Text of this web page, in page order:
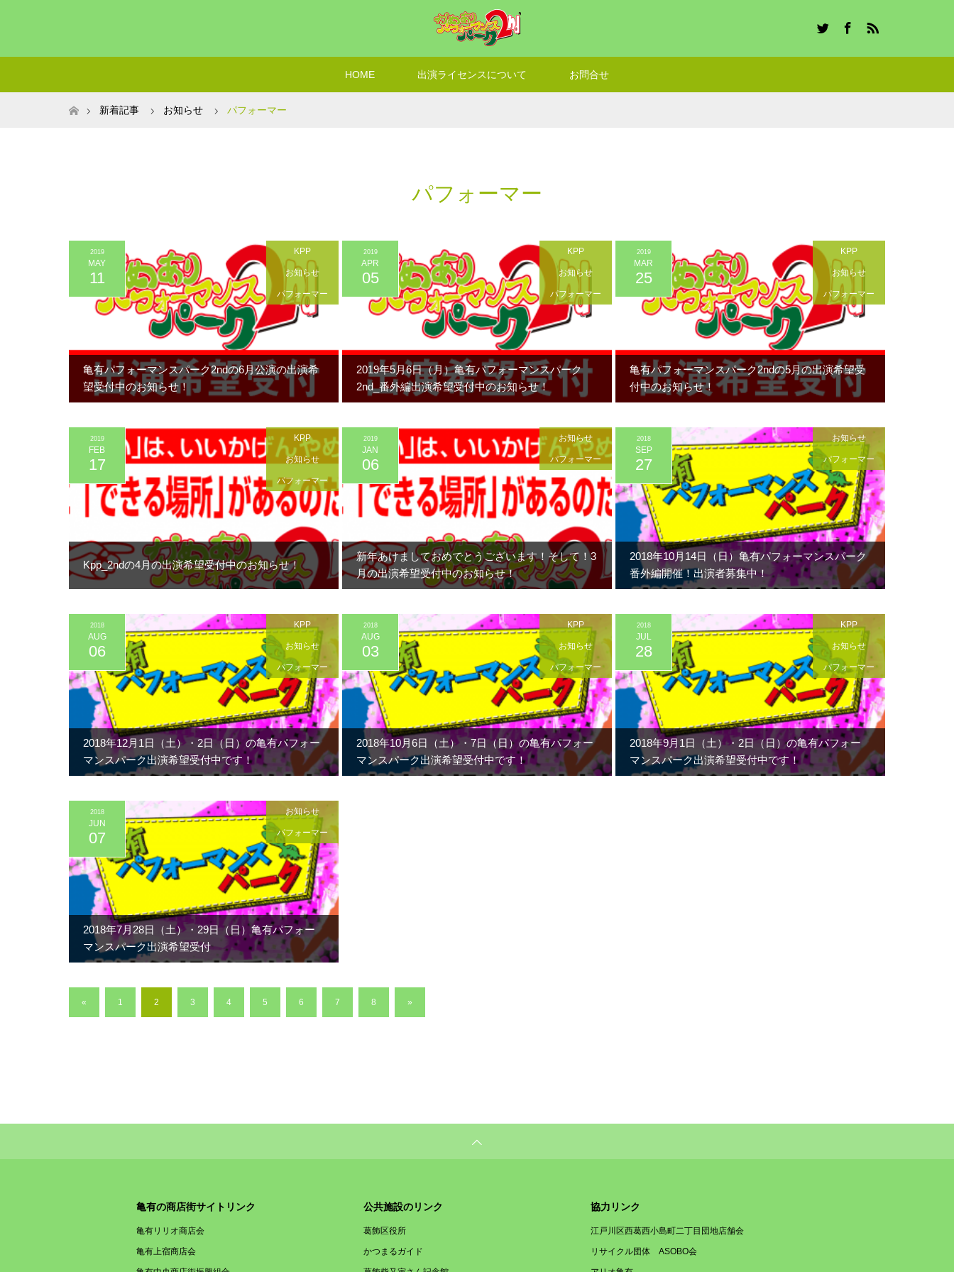
HOME 出演ライセンスについて お問合せ
ホーム新着記事 お知らせ パフォーマー
パフォーマー
亀有パフォーマンスパーク2ndの6月公演の出演希
望受付中のお知らせ！
2019
MAY
11
KPP
お知らせ
パフォーマー
2019年5月6日（月）亀有パフォーマンスパーク
2nd_番外編出演希望受付中のお知らせ！
2019
APR
05
KPP
お知らせ
パフォーマー
亀有パフォーマンスパーク2ndの5月の出演希望受
付中のお知らせ！
2019
MAR
25
KPP
お知らせ
パフォーマー
Kpp_2ndの4月の出演希望受付中のお知らせ！
2019
FEB
17
KPP
お知らせ
パフォーマー
新年あけましておめでとうございます！そして！3
月の出演希望受付中のお知らせ！
2019
JAN
06
お知らせ
パフォーマー
2018年10月14日（日）亀有パフォーマンスパーク
番外編開催！出演者募集中！
2018
SEP
27
お知らせ
パフォーマー
2018年12月1日（土）・2日（日）の亀有パフォー
マンスパーク出演希望受付中です！
2018
AUG
06
KPP
お知らせ
パフォーマー
2018年10月6日（土）・7日（日）の亀有パフォー
マンスパーク出演希望受付中です！
2018
AUG
03
KPP
お知らせ
パフォーマー
2018年9月1日（土）・2日（日）の亀有パフォー
マンスパーク出演希望受付中です！
2018
JUL
28
KPP
お知らせ
パフォーマー
2018年7月28日（土）・29日（日）亀有パフォー
マンスパーク出演希望受付
2018
JUN
07
お知らせ
パフォーマー
« 1 2 3 4 5 6 7 8 »
亀有の商店街サイトリンク
亀有リリオ商店会
亀有上宿商店会
公共施設のリンク
葛飾区役所
かつまるガイド
協力リンク
江戸川区西葛西小島町二丁目団地店舗会
リサイクル団体 ASOBO会